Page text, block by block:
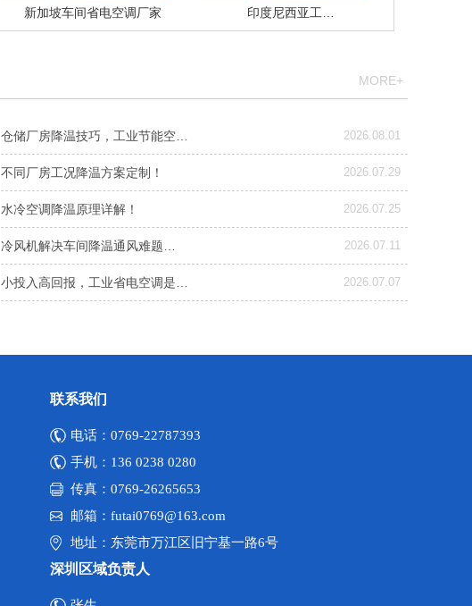
新加坡车间省电空调厂家 印度尼西亚工…
MORE+
仓储厂房降温技巧，工业节能空… 2026.08.01
不同厂房工况降温方案定制！ 2026.07.29
水冷空调降温原理详解！ 2026.07.25
冷风机解决车间降温通风难题… 2026.07.11
小投入高回报，工业省电空调是… 2026.07.07
联系我们
电话：0769-22787393
手机：136 0238 0280
传真：0769-26265653
邮箱：futai0769@163.com
地址：东莞市万江区旧宁基一路6号
深圳区域负责人